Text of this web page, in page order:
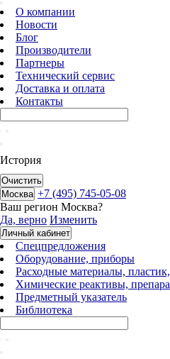
О компании
Новости
Блог
Производители
Партнеры
Технический сервис
Доставка и оплата
Контакты
История
Очистить
Москва +7 (495) 745-05-08
Ваш регион Москва?
Да, верно Изменить
Личный кабинет
Спецпредложения
Оборудование, приборы
Расходные материалы,
Химические реактивы,
Предметный указатель
Библиотека